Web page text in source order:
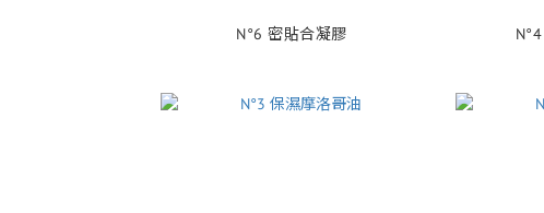
N°6 密貼合凝膠